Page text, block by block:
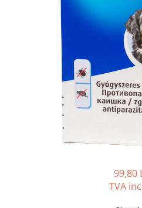
Suport Articular
Suport Digestiv
99,80
TVA